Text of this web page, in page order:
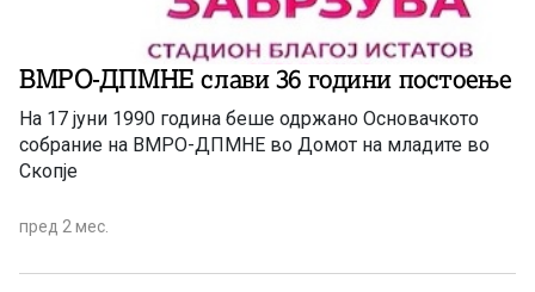
ВМРО-ДПМНЕ слави 36 години постоење
На 17 јуни 1990 година беше одржано Основачкото
собрание на ВМРО-ДПМНЕ во Домот на младите во
Скопје
пред 2 мес.